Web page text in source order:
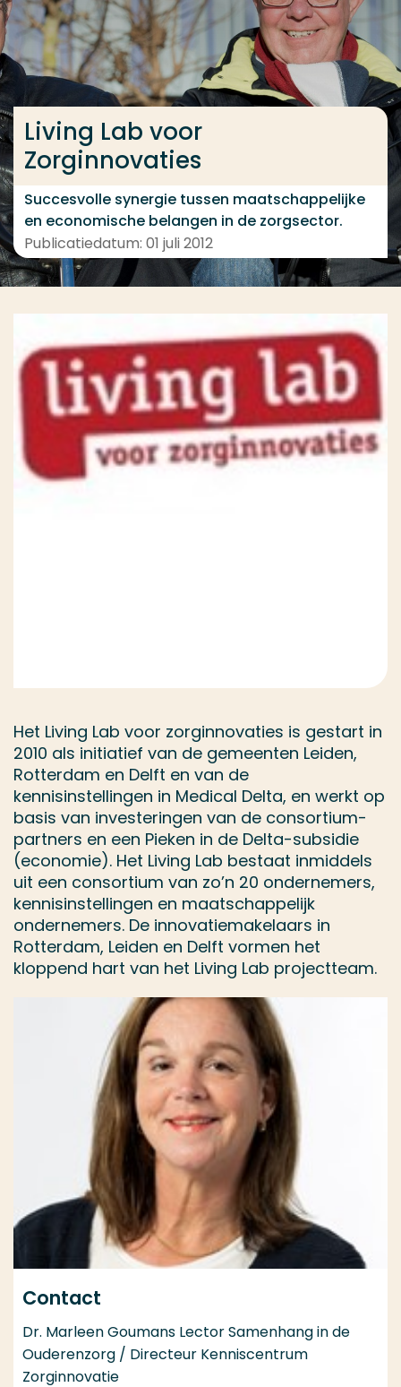
Ga direct naar de content
... > Project
Living Lab voor
Zorginnovaties
Succesvolle synergie tussen maatschappelijke
en economische belangen in de zorgsector.
Publicatiedatum: 01 juli 2012
Het Living Lab voor zorginnovaties is gestart in
2010 als initiatief van de gemeenten Leiden,
Rotterdam en Delft en van de
kennisinstellingen in Medical Delta, en werkt op
basis van investeringen van de consortium-
partners en een Pieken in de Delta-subsidie
(economie). Het Living Lab bestaat inmiddels
uit een consortium van zo’n 20 ondernemers,
kennisinstellingen en maatschappelijk
ondernemers. De innovatiemakelaars in
Rotterdam, Leiden en Delft vormen het
kloppend hart van het Living Lab projectteam.
Contact
Dr. Marleen Goumans Lector Samenhang in de
Ouderenzorg / Directeur Kenniscentrum
Zorginnovatie
Veel gezocht
Opleiding
Contact